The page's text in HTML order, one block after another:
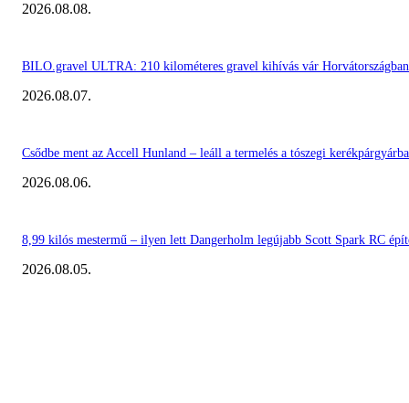
2026.08.08.
BILO.gravel ULTRA: 210 kilométeres gravel kihívás vár Horvátországban
2026.08.07.
Csődbe ment az Accell Hunland – leáll a termelés a tószegi
2026.08.06.
8,99 kilós mestermű – ilyen lett Dangerholm legújabb Scott Spark RC
2026.08.05.